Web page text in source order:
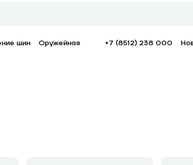
шин Оружейная +7 (8512) 238 000